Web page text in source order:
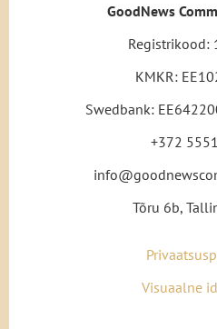
GoodNews
Registrikood:
KMKR:
Swedbank:
+372
Tõru 6b,
Visuaalne